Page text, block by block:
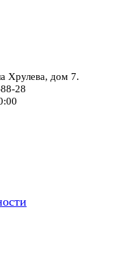
Хрулева, дом 7.
28